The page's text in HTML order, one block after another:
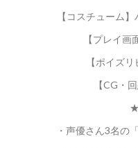
【コスチューム
【プレイ
【ポイズ
【CG・
★
・声優さん3名の